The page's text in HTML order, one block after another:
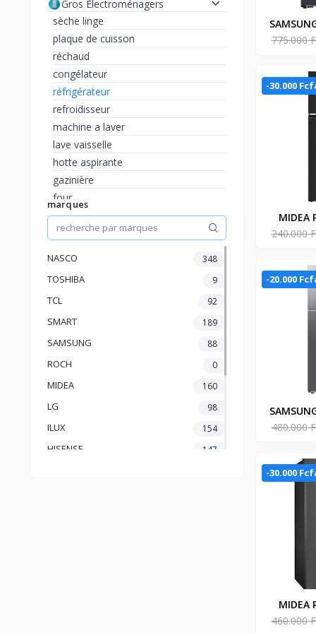
Gros Electroménagers
sèche linge
plaque de cuisson
réchaud
congélateur
réfrigérateur
refroidisseur
machine a laver
lave vaisselle
hotte aspirante
gazinière
four
TV et Accessoires
Climatisation, chauffage et
Maison et Bureau
beautés et accessoires
marques
NASCO 348
TOSHIBA 9
TCL 92
SMART 189
SAMSUNG 88
ROCH 0
MIDEA 160
LG 98
ILUX 154
HISENSE 147
775.000
-30.000
MIDEA
240.000
-20.000
480.000
-30.000
MIDEA
460.000